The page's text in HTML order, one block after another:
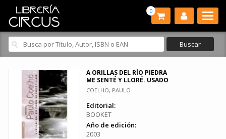
0
A ORILLAS DEL RÍO PIEDRA
ME SENTÉ Y LLORÉ. USADO
COELHO, PAULO
Editorial:
BOOKET
Año de edición:
2003